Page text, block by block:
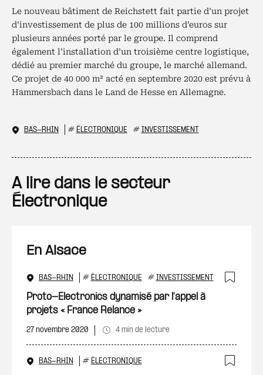
Le nouveau bâtiment de Reichstett fait partie d’un projet
d’investissement de plus de 100 millions d’euros sur
plusieurs années porté par le groupe. Il comprend
également l’installation d’un troisième centre logistique,
dédié au premier marché du groupe, le marché allemand.
Ce projet de 40 000 m² acté en septembre 2020 est prévu à
Hammersbach dans le Land de Hesse en Allemagne.
BAS-RHIN # ÉLECTRONIQUE # INVESTISSEMENT
A lire dans le secteur
Électronique
En Alsace
BAS-RHIN # ÉLECTRONIQUE # INVESTISSEMENT
Proto-Electronics dynamisé par l'appel à
projets « France Relance »
27 novembre 2020 4 min de lecture
BAS-RHIN # ÉLECTRONIQUE